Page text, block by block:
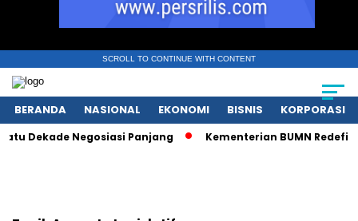
SCROLL TO CONTINUE WITH CONTENT
BERANDA NASIONAL EKONOMI BISNIS KORPORASI
Dekade Negosiasi Panjang Kementerian BUMN Redefinisi